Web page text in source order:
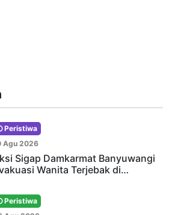
Peristiwa
Agu 2026
Sigap Damkarmat Banyuwangi
Wanita Terjebak di…
Peristiwa